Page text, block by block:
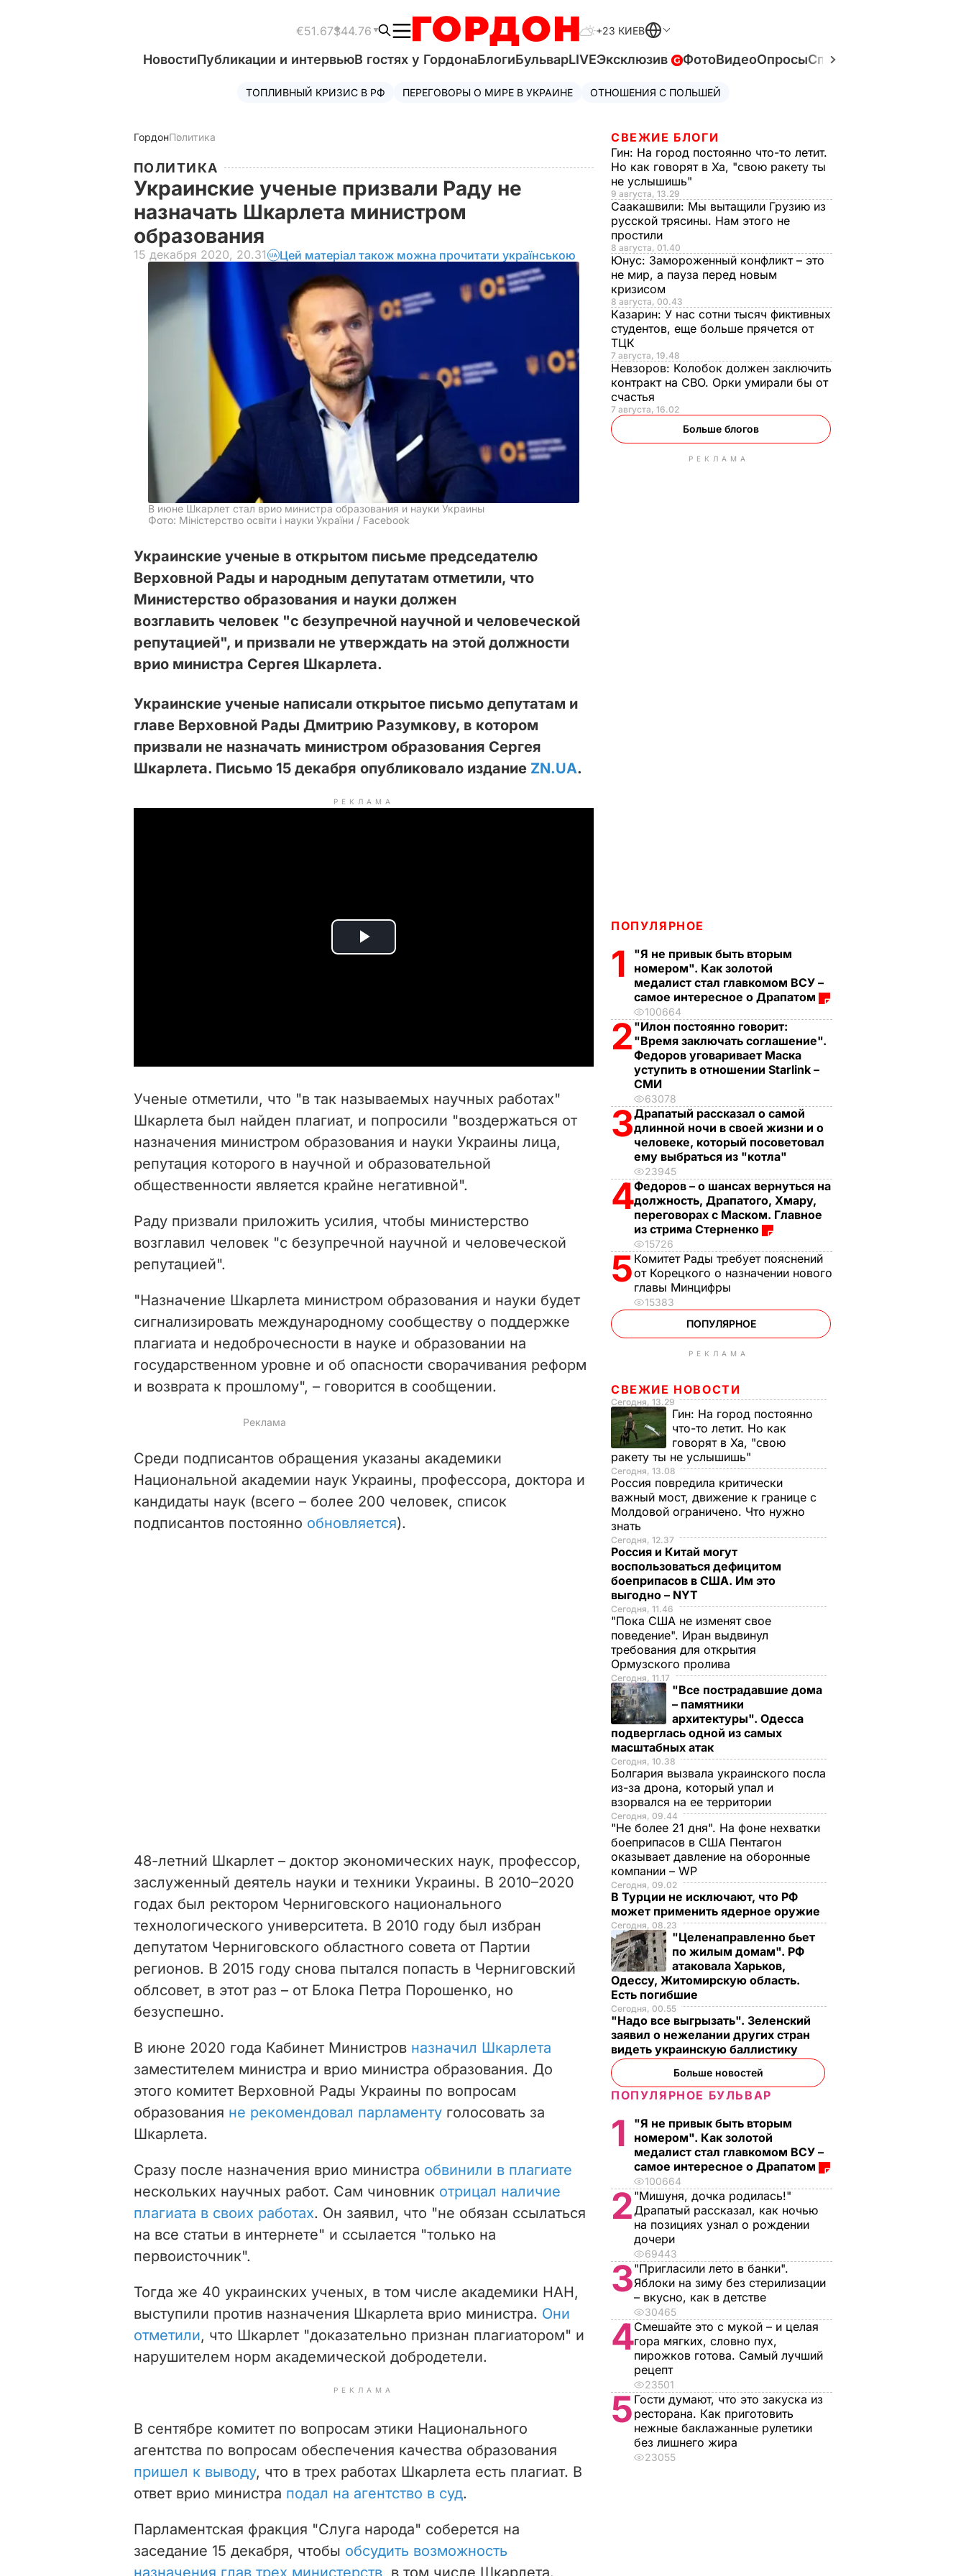
€51.67$44.76 +23 КИЕВ
НовостиПубликации и интервьюВ гостях у ГордонаБлогиБульварLIVEЭксклюзив ФотоВидеоОпросыСпецпроекты
ТОПЛИВНЫЙ КРИЗИС В РФ ПЕРЕГОВОРЫ О МИРЕ В УКРАИНЕ ОТНОШЕНИЯ С ПОЛЬШЕЙ
ГордонПолитика
ПОЛИТИКА
Украинские ученые призвали Раду не
назначать Шкарлета министром
образования
15 декабря 2020, 20.31 Цей матеріал також можна прочитати українською
В июне Шкарлет стал врио министра образования и науки Украины
Фото: Міністерство освіти і науки України / Facebook
Украинские ученые в открытом письме председателю
Верховной Рады и народным депутатам отметили, что
Министерство образования и науки должен
возглавить человек "с безупречной научной и человеческой
репутацией", и призвали не утверждать на этой должности
врио министра Сергея Шкарлета.
Украинские ученые написали открытое письмо депутатам и
главе Верховной Рады Дмитрию Разумкову, в котором
призвали не назначать министром образования Сергея
Шкарлета. Письмо 15 декабря опубликовало издание ZN.UA.
РЕКЛАМА
P
i
d
e
o
Ученые отметили, что "в так называемых научных работах"
Шкарлета был найден плагиат, и попросили "воздержаться от
назначения министром образования и науки Украины лица,
репутация которого в научной и образовательной
общественности является крайне негативной".
Раду призвали приложить усилия, чтобы министерство
возглавил человек "с безупречной научной и человеческой
репутацией".
"Назначение Шкарлета министром образования и науки будет
сигнализировать международному сообществу о поддержке
плагиата и недоброчесности в науке и образовании на
государственном уровне и об опасности сворачивания реформ
и возврата к прошлому", – говорится в сообщении.
Среди подписантов обращения указаны академики
Национальной академии наук Украины, профессора, доктора и
кандидаты наук (всего – более 200 человек, список
подписантов постоянно обновляется).
48-летний Шкарлет – доктор экономических наук, профессор,
заслуженный деятель науки и техники Украины. В 2010–2020
годах был ректором Черниговского национального
технологического университета. В 2010 году был избран
депутатом Черниговского областного совета от Партии
регионов. В 2015 году снова пытался попасть в Черниговский
облсовет, в этот раз – от Блока Петра Порошенко, но
безуспешно.
В июне 2020 года Кабинет Министров назначил Шкарлета
заместителем министра и врио министра образования. До
этого комитет Верховной Рады Украины по вопросам
образования не рекомендовал парламенту голосовать за
Шкарлета.
Сразу после назначения врио министра обвинили в плагиате
нескольких научных работ. Сам чиновник отрицал наличие
плагиата в своих работах. Он заявил, что "не обязан ссылаться
на все статьи в интернете" и ссылается "только на
первоисточник".
Тогда же 40 украинских ученых, в том числе академики НАН,
выступили против назначения Шкарлета врио министра. Они
отметили, что Шкарлет "доказательно признан плагиатором" и
нарушителем норм академической добродетели.
РЕКЛАМА
В сентябре комитет по вопросам этики Национального
агентства по вопросам обеспечения качества образования
пришел к выводу, что в трех работах Шкарлета есть плагиат. В
ответ врио министра подал на агентство в суд.
Парламентская фракция "Слуга народа" соберется на
заседание 15 декабря, чтобы обсудить возможность
назначения глав трех министерств , в том числе Шкарлета.
СВЕЖИЕ БЛОГИ
Гин: На город постоянно что-то летит.
Но как говорят в Ха, "свою ракету ты
не услышишь"
9 августа, 13.29
Саакашвили: Мы вытащили Грузию из
русской трясины. Нам этого не
простили
8 августа, 01.40
Юнус: Замороженный конфликт – это
не мир, а пауза перед новым
кризисом
8 августа, 00.43
Казарин: У нас сотни тысяч фиктивных
студентов, еще больше прячется от
ТЦК
7 августа, 19.48
Невзоров: Колобок должен заключить
контракт на СВО. Орки умирали бы от
счастья
7 августа, 16.02
Больше блогов
РЕКЛАМА
ПОПУЛЯРНОЕ
1
"Я не привык быть вторым
номером". Как золотой
медалист стал главкомом ВСУ –
самое интересное о Драпатом
100664
2 "Илон постоянно говорит:
"Время заключать соглашение".
Федоров уговаривает Маска
уступить в отношении Starlink –
СМИ
63078
3Драпатый рассказал о самой
длинной ночи в своей жизни и о
человеке, который посоветовал
ему выбраться из "котла"
23945
4Федоров – о шансах вернуться на
должность, Драпатого, Хмару,
переговорах с Маском. Главное
из стрима Стерненко
15726
5 Комитет Рады требует пояснений
от Корецкого о назначении нового
главы Минцифры
15383
ПОПУЛЯРНОЕ
РЕКЛАМА
СВЕЖИЕ НОВОСТИ
Сегодня, 13.29
Гин: На город постоянно
что-то летит. Но как
говорят в Ха, "свою
ракету ты не услышишь"
Сегодня, 13.08
Россия повредила критически
важный мост, движение к границе с
Молдовой ограничено. Что нужно
знать
Сегодня, 12.37
Россия и Китай могут
воспользоваться дефицитом
боеприпасов в США. Им это
выгодно – NYT
Сегодня, 11.46
"Пока США не изменят свое
поведение". Иран выдвинул
требования для открытия
Ормузского пролива
Сегодня, 11.17
"Все пострадавшие дома
– памятники
архитектуры". Одесса
подверглась одной из самых
масштабных атак
Сегодня, 10.38
Болгария вызвала украинского посла
из-за дрона, который упал и
взорвался на ее территории
Сегодня, 09.44
"Не более 21 дня". На фоне нехватки
боеприпасов в США Пентагон
оказывает давление на оборонные
компании – WP
Сегодня, 09.02
В Турции не исключают, что РФ
может применить ядерное оружие
Сегодня, 08.23
"Целенаправленно бьет
по жилым домам". РФ
атаковала Харьков,
Одессу, Житомирскую область.
Есть погибшие
Сегодня, 00.55
"Надо все выгрызать". Зеленский
заявил о нежелании других стран
видеть украинскую баллистику
Больше новостей
ПОПУЛЯРНОЕ БУЛЬВАР
1
"Я не привык быть вторым
номером". Как золотой
медалист стал главкомом ВСУ –
самое интересное о Драпатом
100664
2 "Мишуня, дочка родилась!"
Драпатый рассказал, как ночью
на позициях узнал о рождении
дочери
69443
3"Пригласили лето в банки".
Яблоки на зиму без стерилизации
– вкусно, как в детстве
30465
4Смешайте это с мукой – и целая
гора мягких, словно пух,
пирожков готова. Самый лучший
рецепт
23501
5 Гости думают, что это закуска из
ресторана. Как приготовить
нежные баклажанные рулетики
без лишнего жира
23055